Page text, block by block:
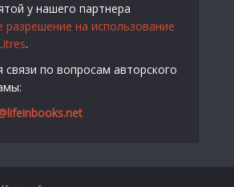
у нашего партнера
на использование
.
связи по вопросам авторского